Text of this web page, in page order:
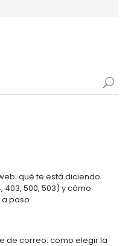
qué te está diciendo
500, 503) y cómo
paso
de correo: como elegir la